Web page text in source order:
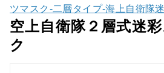
ツマスク-二層タイプ-海上自衛隊
空上自衛隊２層式迷
ク